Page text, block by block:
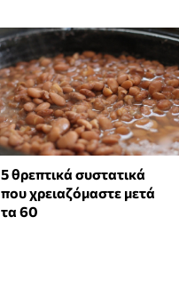
5 θρεπτικά συστατικά
που χρειαζόμαστε μετά
τα 60